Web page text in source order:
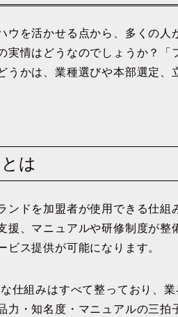
ウを活かせる点から、多くの人
実情はどうなのでしょうか？「
うかは、業種選びや本部選定、
は
ドを加盟者が使用できる仕組
、マニュアルや研修制度が整
ス提供が可能になります。
仕組みはすべて整っており、業
力・知名度・マニュアルの三拍